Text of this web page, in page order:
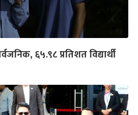
६५.९८ प्रतिशत विद्यार्थी